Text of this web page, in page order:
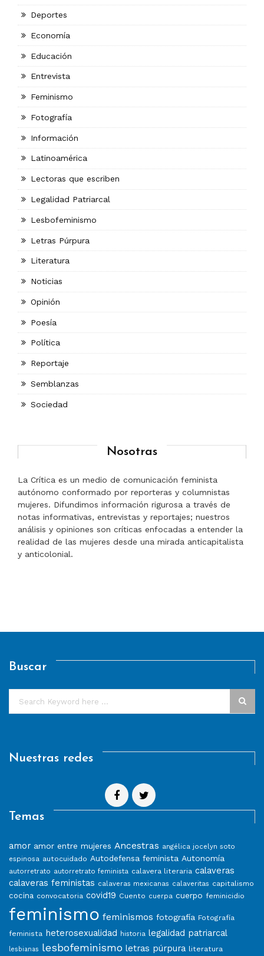
Deportes
Economía
Educación
Entrevista
Feminismo
Fotografía
Información
Latinoamérica
Lectoras que escriben
Legalidad Patriarcal
Lesbofeminismo
Letras Púrpura
Literatura
Noticias
Opinión
Poesía
Política
Reportaje
Semblanzas
Sociedad
Nosotras
La Crítica es un medio de comunicación feminista
autónomo conformado por reporteras y columnistas
mujeres. Difundimos información rigurosa a través de
notas informativas, entrevistas y reportajes; nuestros
análisis y opiniones son críticas enfocadas a entender la
realidad de las mujeres desde una mirada anticapitalista
y anticolonial.
Buscar
Nuestras redes
Temas
amor amor entre mujeres Ancestras angélica jocelyn soto
espinosa autocuidado Autodefensa feminista Autonomía
autorretrato autorretrato feminista calavera literaria calaveras
calaveras feministas calaveras mexicanas calaveritas capitalismo
cocina convocatoria covid19 Cuento cuerpa cuerpo feminicidio
feminismo feminismos fotografía Fotografía
feminista heterosexualidad historia legalidad patriarcal
lesbianas lesbofeminismo letras púrpura literatura